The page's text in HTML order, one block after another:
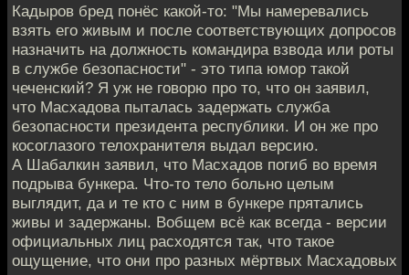
Кадыров бред понёс какой-то: "Мы намеревались
взять его живым и после соответствующих допросов
назначить на должность командира взвода или роты
в службе безопасности" - это типа юмор такой
чеченский? Я уж не говорю про то, что он заявил,
что Масхадова пыталась задержать служба
безопасности президента республики. И он же про
косоглазого телохранителя выдал версию.
А Шабалкин заявил, что Масхадов погиб во время
подрыва бункера. Что-то тело больно целым
выглядит, да и те кто с ним в бункере прятались
живы и задержаны. Вобщем всё как всегда - версии
официальных лиц расходятся так, что такое
ощущение, что они про разных мёртвых Масхадовых